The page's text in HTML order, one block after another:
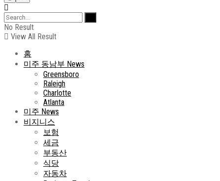
No Result
View All Result
홈
미주 동남부 News
Greensboro
Raleigh
Charlotte
Atlanta
미주 News
비지니스
보험
세금
부동산
식당
자동차